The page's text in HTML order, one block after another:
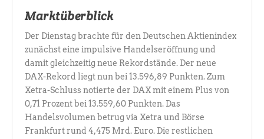
Marktüberblick
Der Dienstag brachte für den Deutschen Aktienindex
zunächst eine impulsive Handelseröffnung und
damit gleichzeitig neue Rekordstände. Der neue
DAX-Rekord liegt nun bei 13.596,89 Punkten. Zum
Xetra-Schluss notierte der DAX mit einem Plus von
0,71 Prozent bei 13.559,60 Punkten. Das
Handelsvolumen betrug via Xetra und Börse
Frankfurt rund 4,475 Mrd. Euro. Die restlichen